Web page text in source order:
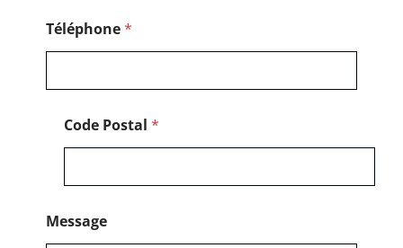
Téléphone*
Code Postal *
Message